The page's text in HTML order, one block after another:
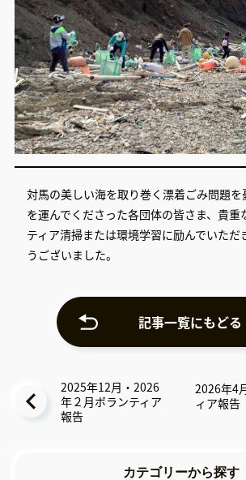
対馬の美しい海を取り巻く漂着ごみ問題
を運んでくださった各団体の皆さま、貴重
ティア清掃または環境学習に励んでいただ
うございました。
記事一覧にもどる
2025年12月・2026
年２月ボランティア
報告
2026年4
ィア報告
カテゴリーから探す